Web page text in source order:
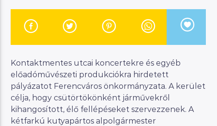
Manna FM
Kontaktmentes utcai koncertekre és egyéb
előadóművészeti produkciókra hirdetett
pályázatot Ferencváros önkormányzata. A kerület
célja, hogy csütörtökönként járművekről
kihangosított, élő fellépéseket szervezzenek. A
kétfarkú kutyapártos alpolgármester